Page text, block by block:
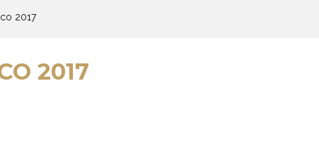
2017
2017